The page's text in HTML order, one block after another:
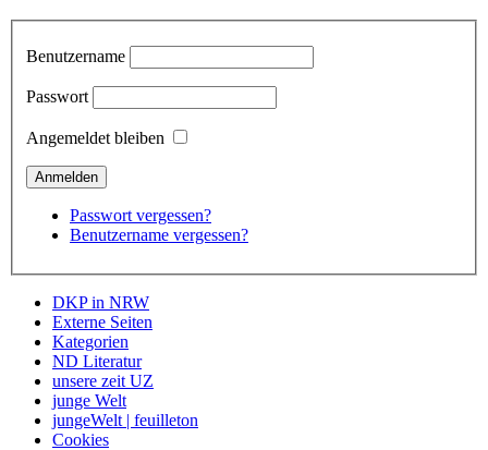
Benutzername
Passwort
Angemeldet bleiben
Passwort vergessen?
Benutzername vergessen?
DKP in NRW
Externe Seiten
Kategorien
ND Literatur
unsere zeit UZ
junge Welt
jungeWelt | feuilleton
Cookies